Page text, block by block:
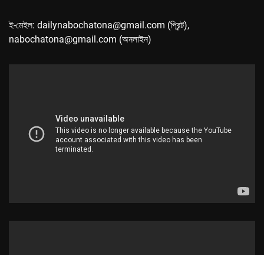
ই-মেইল: dailynabochatona@gmail.com (প্রিন্ট),
nabochatona@gmail.com (অনলাইন)